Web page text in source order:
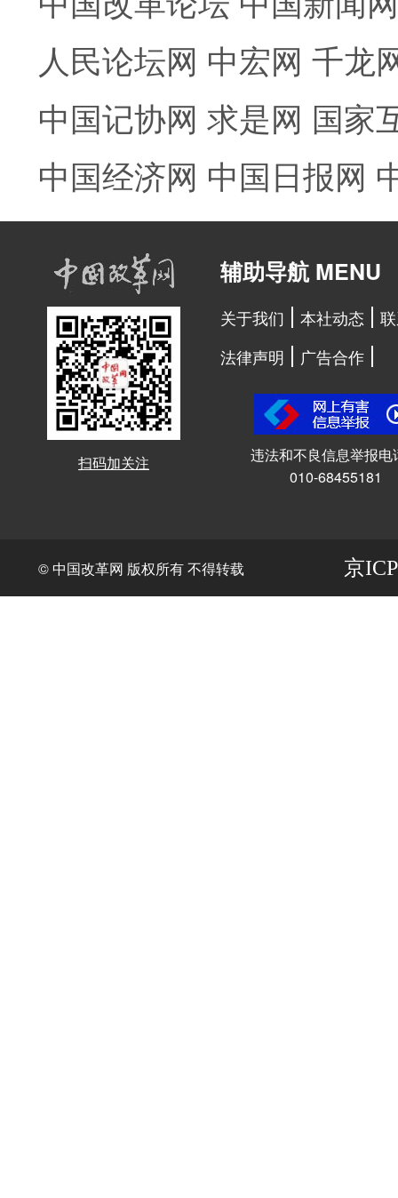
人民论坛网 中宏网 千龙
中国记协网 求是网 国家
中国经济网 中国日报网
扫码加关注
辅助导航 MENU
关于我们 本社动态
法律声明
广告合作
违法和不良信息举报电
010-68455181
© 中国改革网 版权所有 不得转载 京